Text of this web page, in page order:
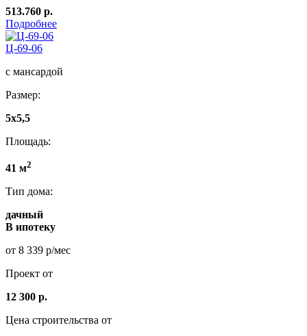
513.760 р.
Подробнее
Ц-69-06
с мансардой
Размер:
5x5,5
Площадь:
41 м2
Тип дома:
дачный
В ипотеку
от 8 339 р/мес
Проект от
12 300 р.
Цена строительства от